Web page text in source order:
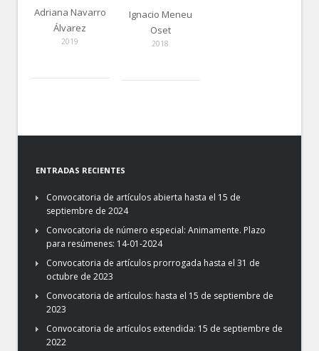
Adriana Navarro
Álvarez
2019
Ignacio Meneu
Oset
2018
ENTRADAS RECIENTES
Convocatoria de artículos abierta hasta el 15 de
septiembre de 2024
Convocatoria de número especial: Animamente. Plazo
para resúmenes: 14-01-2024
Convocatoria de artículos prorrogada hasta el 31 de
octubre de 2023
Convocatoria de artículos: hasta el 15 de septiembre de
2023
Convocatoria de artículos extendida: 15 de septiembre de
2022